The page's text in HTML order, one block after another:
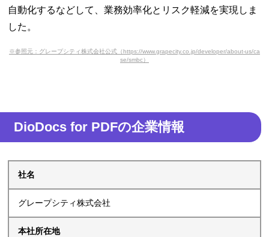
自動化するなどして、業務効率化とリスク軽減を実現しま
した。
※参照元：グレープシティ株式会社公式（https://www.grapecity.co.jp/developer/about-us/ca
se/smbc）
DioDocs for PDFの企業情報
社名
グレープシティ株式会社
本社所在地